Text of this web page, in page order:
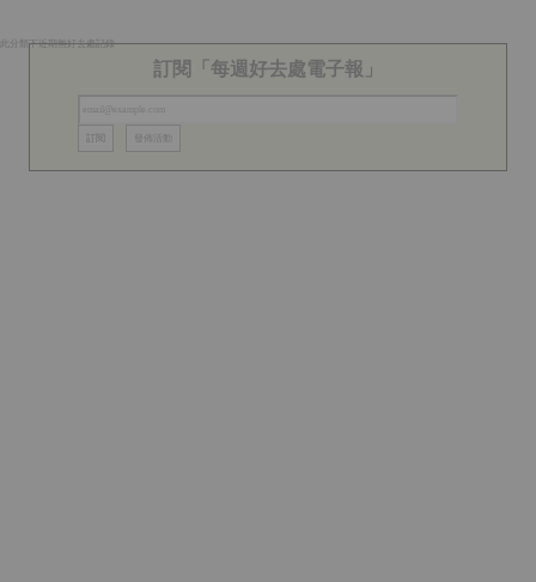
此分類下近期無好去處記錄
訂閱「每週好去處電子報」